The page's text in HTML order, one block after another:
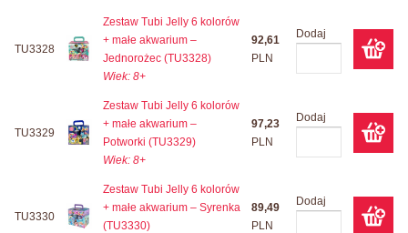
TU3328
Zestaw Tubi Jelly 6 kolorów
+ małe akwarium –
Jednorożec (TU3328)
Wiek: 8+
92,61
PLN
Dodaj
TU3329
Zestaw Tubi Jelly 6 kolorów
+ małe akwarium –
Potworki (TU3329)
Wiek: 8+
97,23
PLN
Dodaj
TU3330
Zestaw Tubi Jelly 6 kolorów
+ małe akwarium – Syrenka
(TU3330)
89,49
PLN
Dodaj